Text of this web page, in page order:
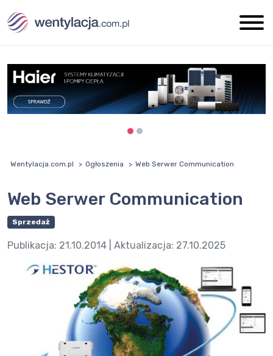
Wentylacja.com.pl Ogłoszenia Web Serwer Communication
Web Serwer Communication
Sprzedaż
Publikacja: 21.10.2014 | Aktualizacja: 27.10.2025